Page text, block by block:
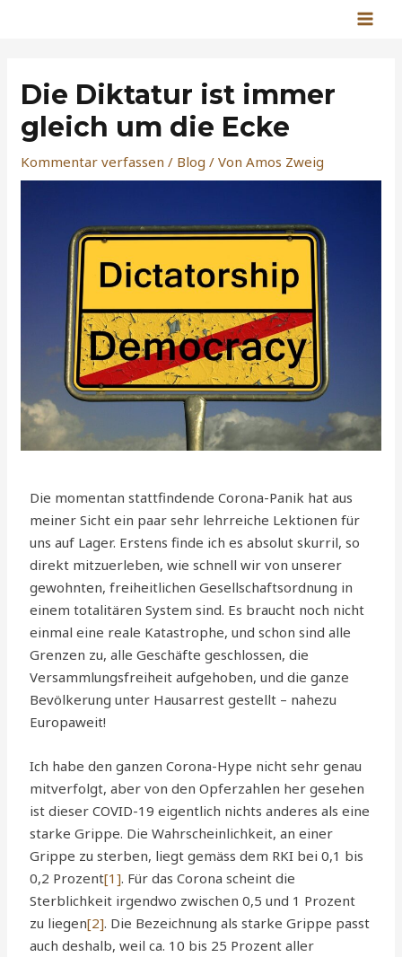
Die Diktatur ist immer
gleich um die Ecke
Kommentar verfassen / Blog / VonAmos Zweig
Die momentan stattfindende Corona-Panik hat aus
meiner Sicht ein paar sehr lehrreiche Lektionen für
uns auf Lager. Erstens finde ich es absolut skurril, so
direkt mitzuerleben, wie schnell wir von unserer
gewohnten, freiheitlichen Gesellschaftsordnung in
einem totalitären System sind. Es braucht noch nicht
einmal eine reale Katastrophe, und schon sind alle
Grenzen zu, alle Geschäfte geschlossen, die
Versammlungsfreiheit aufgehoben, und die ganze
Bevölkerung unter Hausarrest gestellt – nahezu
Europaweit!
Ich habe den ganzen Corona-Hype nicht sehr genau
mitverfolgt, aber von den Opferzahlen her gesehen
ist dieser COVID-19 eigentlich nichts anderes als eine
starke Grippe. Die Wahrscheinlichkeit, an einer
Grippe zu sterben, liegt gemäss dem RKI bei 0,1 bis
0,2 Prozent[1]. Für das Corona scheint die
Sterblichkeit irgendwo zwischen 0,5 und 1 Prozent
zu liegen[2]. Die Bezeichnung als starke Grippe passt
auch deshalb, weil ca. 10 bis 25 Prozent aller